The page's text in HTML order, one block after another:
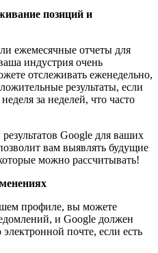
позиций и
ежемесячные отчеты для
индустрия очень
отслеживать еженедельно,
результаты, если
за неделей, что часто
Google для ваших
вам выявлять будущие
можно рассчитывать!
профиле, вы можете
и Google должен
почте, если есть